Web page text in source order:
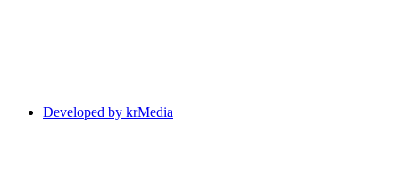
Developed by krMedia